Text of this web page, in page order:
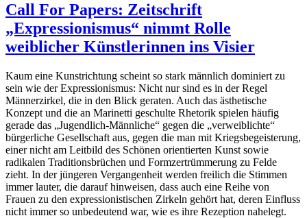
Call For Papers: Zeitschrift
„Expressionismus“ nimmt Rolle
weiblicher Künstlerinnen ins Visier
Kaum eine Kunstrichtung scheint so stark männlich dominiert zu
sein wie der Expressionismus: Nicht nur sind es in der Regel
Männerzirkel, die in den Blick geraten. Auch das ästhetische
Konzept und die an Marinetti geschulte Rhetorik spielen häufig
gerade das „Jugendlich-Männliche“ gegen die „verweiblichte“
bürgerliche Gesellschaft aus, gegen die man mit Kriegsbegeisterung,
einer nicht am Leitbild des Schönen orientierten Kunst sowie
radikalen Traditionsbrüchen und Formzertrümmerung zu Felde
zieht. In der jüngeren Vergangenheit werden freilich die Stimmen
immer lauter, die darauf hinweisen, dass auch eine Reihe von
Frauen zu den expressionistischen Zirkeln gehört hat, deren Einfluss
nicht immer so unbedeutend war, wie es ihre Rezeption nahelegt.